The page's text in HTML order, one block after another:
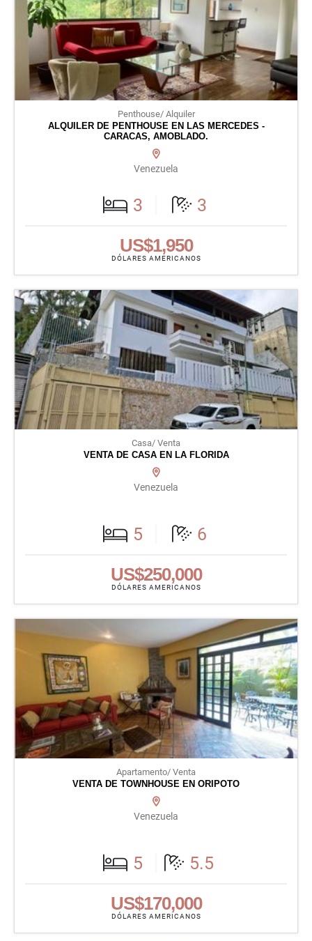
Penthouse/ Alquiler
ALQUILER DE PENTHOUSE EN LAS MERCEDES -
CARACAS, AMOBLADO.
Venezuela
3 3
US$1,950
DÓLARES AMERICANOS
Casa/ Venta
VENTA DE CASA EN LA FLORIDA
Venezuela
5 6
US$250,000
DÓLARES AMERICANOS
Apartamento/ Venta
VENTA DE TOWNHOUSE EN ORIPOTO
Venezuela
5 5.5
US$170,000
DÓLARES AMERICANOS